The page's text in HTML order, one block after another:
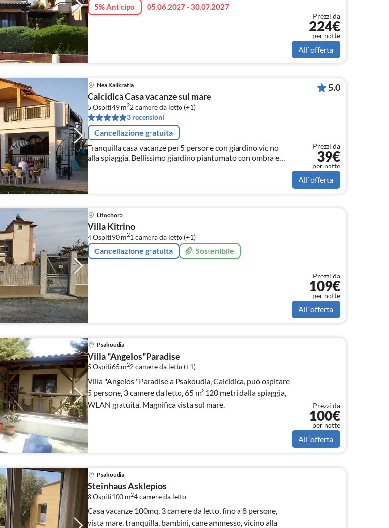
5% Anticipo 05.06.2027 - 30.07.2027
Prezzi da
224€
per notte
All`offerta
Nea Kalikratia
Calcidica Casa vacanze sul mare
5 Ospiti49 m22camere da letto (+1)
3 recensioni
Cancellazione gratuita
Tranquilla casa vacanze per 5 persone con giardino vicino
alla spiaggia. Bellissimo giardino piantumato con ombra e
sole in abbondanza. La casa si trova alla fine di un vicolo
5.0
Prezzi da
39€
per notte
All`offerta
Litochoro
Villa Kitrino
4 Ospiti90 m21 camera da letto (+1)
Cancellazione gratuita Sostenibile
Prezzi da
109€
per notte
All`offerta
Psakoudia
Villa "Angelos"Paradise
5 Ospiti65 m22camere da letto (+1)
Villa "Angelos "Paradise a Psakoudia, Calcidica, può ospitare
5 persone, 3 camere da letto, 65 m² 120 metri dalla spiaggia,
WLAN gratuita. Magnifica vista sul mare.
Prezzi da
100€
per notte
All`offerta
Psakoudia
Steinhaus Asklepios
8 Ospiti100 m24camere da letto
Casa vacanze 100mq, 3 camere da letto, fino a 8 persone,
vista mare, tranquilla, bambini, cane ammesso, vicino alla